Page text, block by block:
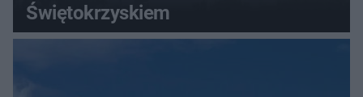
Świętokrzyskiem